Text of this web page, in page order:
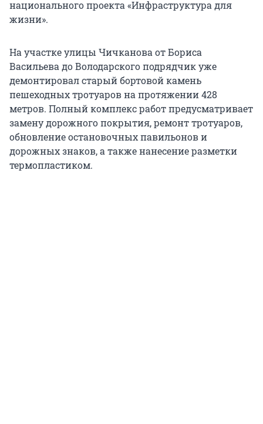
национального проекта «Инфраструктура для
жизни».
На участке улицы Чичканова от Бориса
Васильева до Володарского подрядчик уже
демонтировал старый бортовой камень
пешеходных тротуаров на протяжении 428
метров. Полный комплекс работ предусматривает
замену дорожного покрытия, ремонт тротуаров,
обновление остановочных павильонов и
дорожных знаков, а также нанесение разметки
термопластиком.